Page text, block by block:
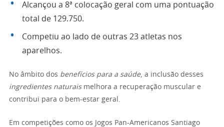
Alcançou a 8ª colocação geral com uma pontuação
total de 129.750.
Competiu ao lado de outras 23 atletas nos
aparelhos.
No âmbito dos benefícios para a saúde, a inclusão desses
ingredientes naturaismelhora a recuperação muscular e
contribui para o bem-estar geral.
Em competições como os Jogos Pan-Americanos Santiago